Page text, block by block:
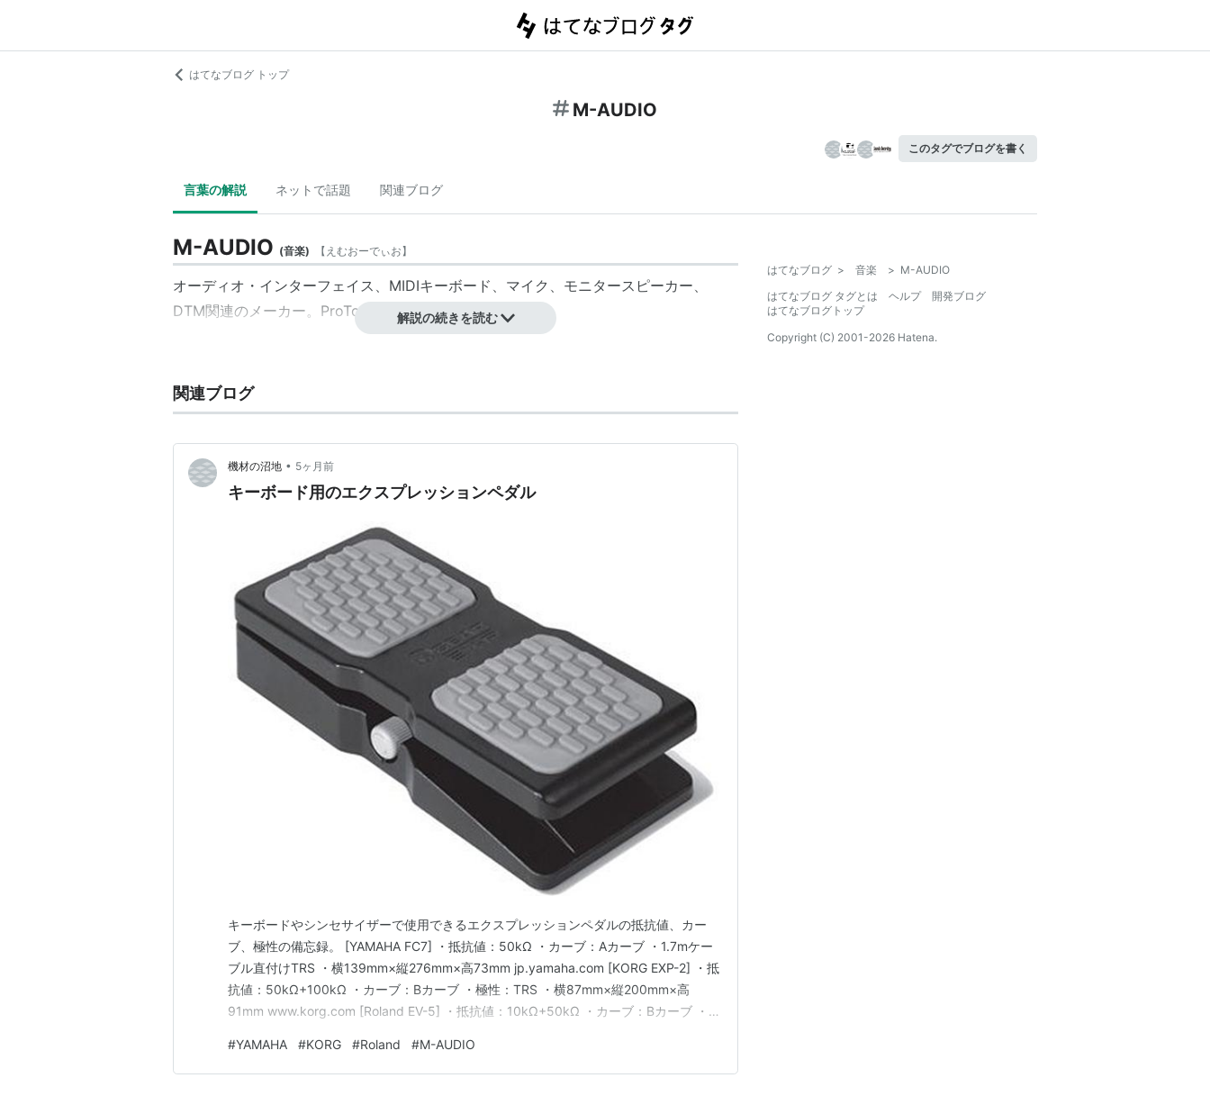
はてなブログ トップ
M-AUDIO
このタグでブログを書く
言葉の解説 ネットで話題 関連ブログ
M-AUDIO (音楽) 【 えむおーでぃお】
オーディオ・インターフェイス、MIDIキーボード、マイク、モニタースピーカー、
DTM関連のメーカー。ProToolsM-Poweredなど。
解説の続きを読む
関連ブログ
機材の沼地 • 5ヶ月前
キーボード用のエクスプレッションペダル
キーボードやシンセサイザーで使用できるエクスプレッションペダルの抵抗値、カー
ブ、極性の備忘録。 [YAMAHA FC7] ・抵抗値：50kΩ ・カーブ：Aカーブ ・1.7mケー
ブル直付けTRS ・横139mm×縦276mm×高73mm jp.yamaha.com [KORG EXP-2] ・抵
抗値：50kΩ+100kΩ ・カーブ：Bカーブ ・極性：TRS ・横87mm×縦200mm×高
91mm www.korg.com [Roland EV-5] ・抵抗値：10kΩ+50kΩ ・カーブ：Bカーブ ・
#YAMAHA #KORG #Roland #M-AUDIO
はてなブログ > 音楽 > M-AUDIO
はてなブログ タグとは
ヘルプ
開発ブログ
はてなブログトップ
Copyright (C) 2001-2026 Hatena.